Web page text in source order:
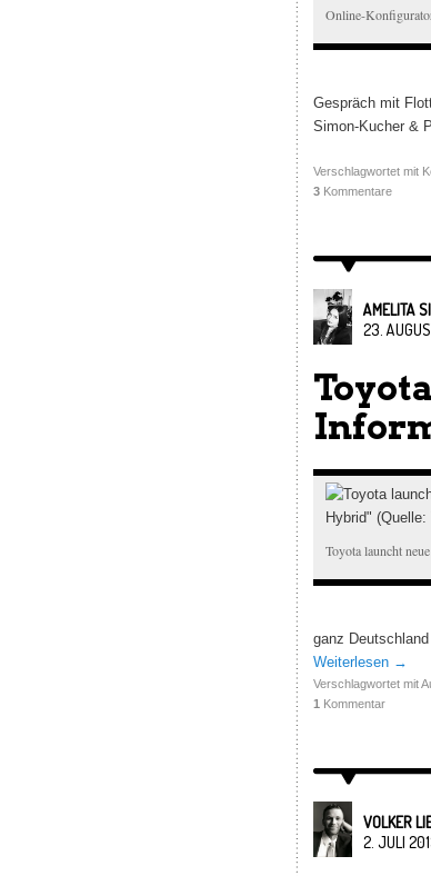
Online-
Gespräch mit
Simon-Kucher &
Verschlagwortet mit
3Kommentare
AMELITA
23.
Toyota launcht
ganz
Weiterlesen →
Verschlagwortet mit
1 Kommentar
VOLKER
2. JULI